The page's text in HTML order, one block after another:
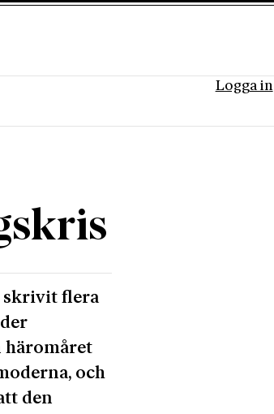
Logga in
skrivit flera
häromåret
och
den